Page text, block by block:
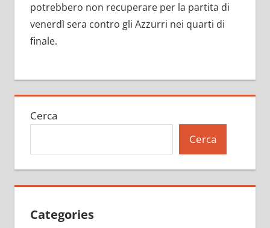
potrebbero non recuperare per la partita di
venerdì sera contro gli Azzurri nei quarti di
finale.
Cerca
Cerca
Categories